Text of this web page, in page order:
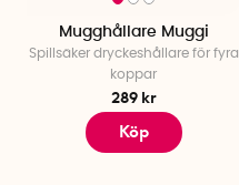
Mugghållare Muggi
Spillsäker dryckeshållare för fyra
koppar
289 kr
Köp